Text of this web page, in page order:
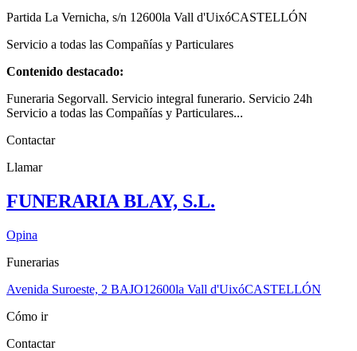
Partida La Vernicha, s/n 12600la Vall d'UixóCASTELLÓN
Servicio a todas las Compañías y Particulares
Contenido destacado:
Funeraria Segorvall. Servicio integral funerario. Servicio 24h
Servicio a todas las Compañías y Particulares...
Contactar
Llamar
FUNERARIA BLAY, S.L.
Opina
Funerarias
Avenida Suroeste, 2 BAJO12600la Vall d'UixóCASTELLÓN
Cómo ir
Contactar